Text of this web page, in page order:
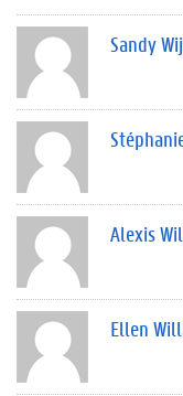
Sandy
Alexis
Ellen